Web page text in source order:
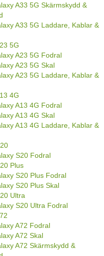
A33 5G Skärmskydd &
A33 5G Laddare, Kablar &
5G
A23 5G Fodral
A23 5G Skal
A23 5G Laddare, Kablar &
4G
A13 4G Fodral
A13 4G Skal
A13 4G Laddare, Kablar &
S20 Fodral
Plus
S20 Plus Fodral
S20 Plus Skal
Ultra
S20 Ultra Fodral
A72 Fodral
A72 Skal
A72 Skärmskydd &